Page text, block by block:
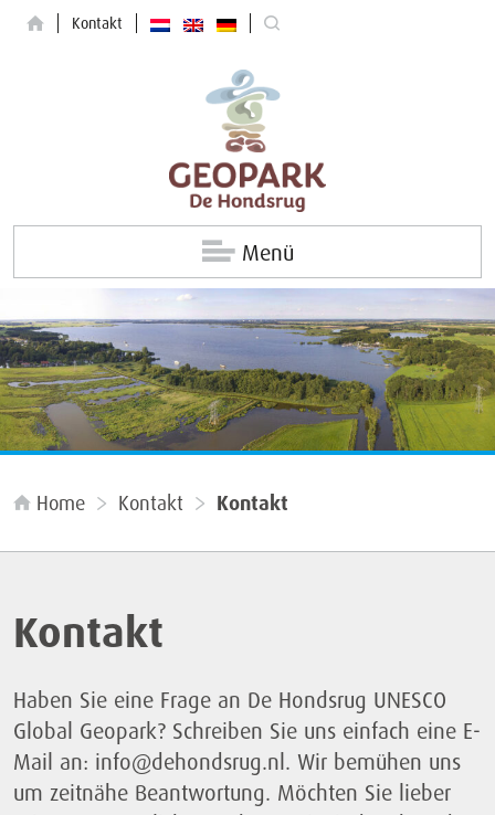
Kontakt
Menü
Home Kontakt Kontakt
Kontakt
Haben Sie eine Frage an De Hondsrug UNESCO
Global Geopark? Schreiben Sie uns einfach eine E-
Mail an: info@dehondsrug.nl. Wir bemühen uns
um zeitnähe Beantwortung. Möchten Sie lieber